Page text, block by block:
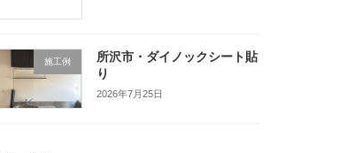
施工例
所沢市・ダイノックシート貼
り
2026年7月25日